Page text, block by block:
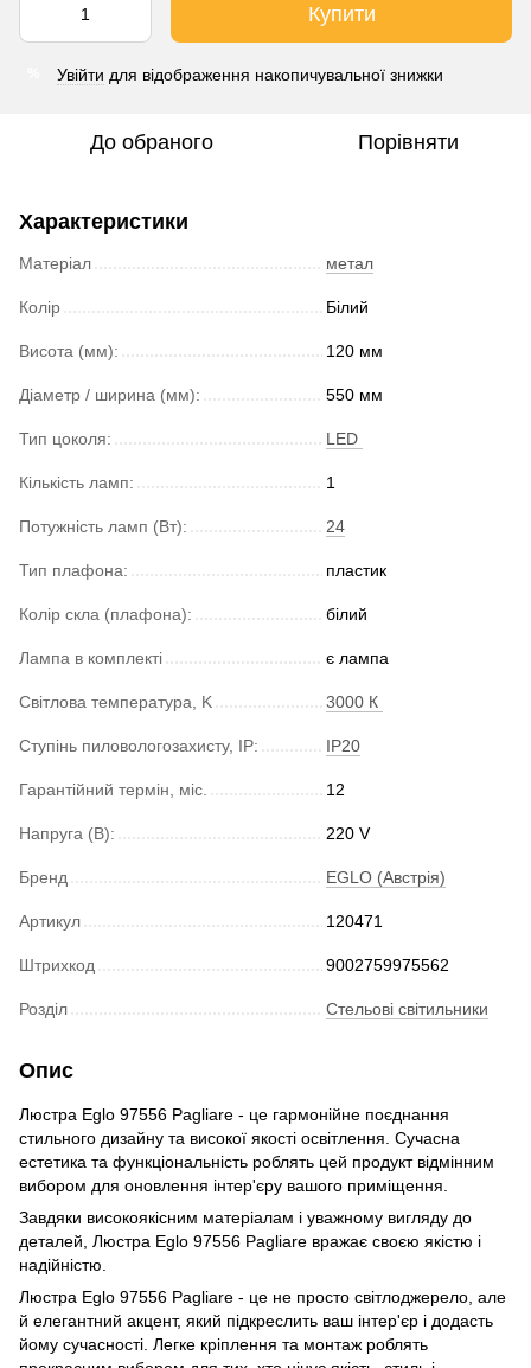
Купити
Увійти для відображення накопичувальної знижки
До обраного Порівняти
Характеристики
Матеріал метал
Колір Білий
Висота (мм): 120 мм
Діаметр / ширина (мм): 550 мм
Тип цоколя: LED
Кількість ламп: 1
Потужність ламп (Вт): 24
Тип плафона: пластик
Колір скла (плафона): білий
Лампа в комплекті є лампа
Світлова температура, K 3000 К
Ступінь пиловологозахисту, IP: IP20
Гарантійний термін, міс. 12
Напруга (В): 220 V
Бренд EGLO (Австрія)
Артикул 120471
Штрихкод 9002759975562
Розділ Стельові світильники
Опис
Люстра Eglo 97556 Pagliare - це гармонійне поєднання
стильного дизайну та високої якості освітлення. Сучасна
естетика та функціональність роблять цей продукт відмінним
вибором для оновлення інтер'єру вашого приміщення.
Завдяки високоякісним матеріалам і уважному вигляду до
деталей, Люстра Eglo 97556 Pagliare вражає своєю якістю і
надійністю.
Люстра Eglo 97556 Pagliare - це не просто світлоджерело, але
й елегантний акцент, який підкреслить ваш інтер'єр і додасть
йому сучасності. Легке кріплення та монтаж роблять